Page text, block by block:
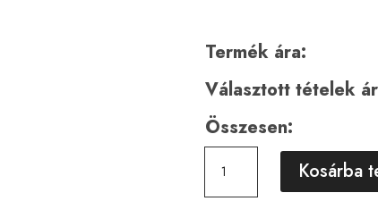
Termék ára:
Választott tételek
Összesen:
00041
Kosárba